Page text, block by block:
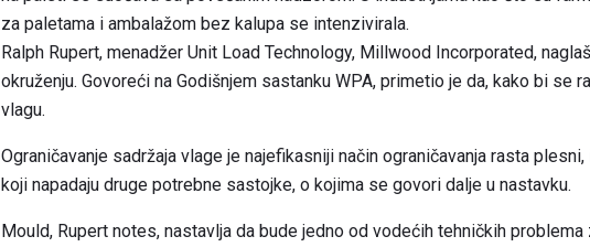
za paletama i ambalažom bez kalupa se intenzivirala.
Ralph Rupert, menadžer Unit Load Technology, Millwood Incorporated,
okruženju. Govoreći na Godišnjem sastanku WPA, primetio je da, kako bi se
vlagu.
Ograničavanje sadržaja vlage je najefikasniji način ograničavanja rasta
koji napadaju druge potrebne sastojke, o kojima se govori dalje u nastavku.
Mould, Rupert notes, nastavlja da bude jedno od vodećih tehničkih